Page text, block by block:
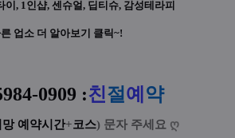
이, 1인샵, 센슈얼, 딥티슈, 감성테라피
업소 더 알아보기 클릭~!
0909 :친절예 약
예약시간+코스) 문자 주세요 ღ